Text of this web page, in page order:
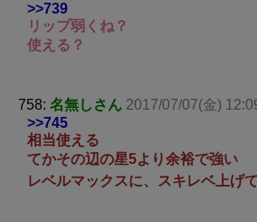
>>739
リップ弱くね？
使える？
758: 名無しさん 2017/07/07(金)
>>745
相当使える
てかその辺の星5より余裕で強い
レベルマックスに、スキレベ上げ